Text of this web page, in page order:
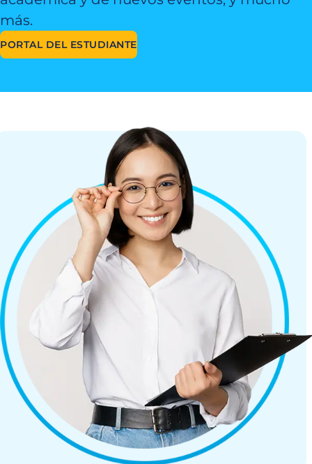
más.
PORTAL DEL ESTUDIANTE